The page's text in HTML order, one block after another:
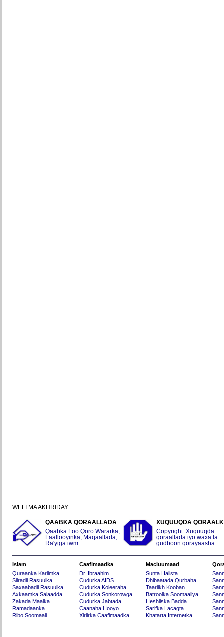
WELI MA AKHRIDAY
QAABKA QORAALLADA
Qaabka Loo Qoro Wararka,
Faallooyinka, Maqaallada,
Ra'yiga iwm...
XUQUUQDA
Copyright: Xuquuqda
qoraallada iyo waxa la
gudboon qorayaasha...
Islam
Quraanka Kariimka
Siiradii Rasuulka
Saxaabadii Rasuulka
Axkaamka Salaadda
Zakada Maalka
Ramadaanka
Ribo Soomaali
Caafimaadka
Dr. Ibraahim
Cudurka AIDS
Cudurka Koleeraha
Cudurka Sonkorowga
Cudurka Jabtada
Caanaha Hooyo
Xiriirka Caafimaadka
Macluumaad
Sunta Halista
Dhibaatada Qurbaha
Taariikh Kooban
Batroolka Soomaaliya
Heshiiska Badda
Sarifka Lacagta
Khatarta Internetka